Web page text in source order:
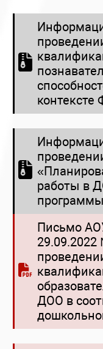
работы в
Письмо
ДОО в